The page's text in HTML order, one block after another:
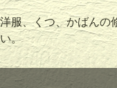
洋服、くつ、かばんの
い。